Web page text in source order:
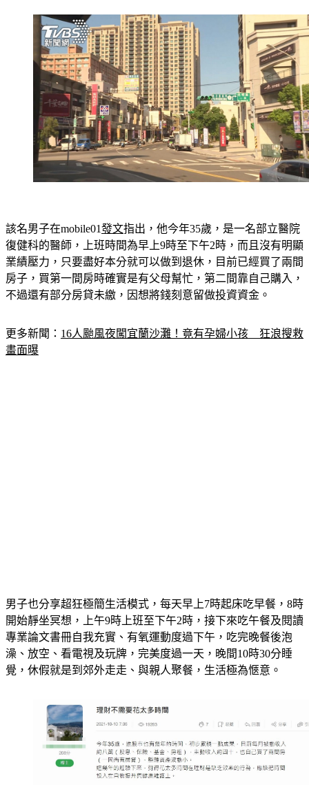
復健科的醫師，上班時間為早上9時至下午2時，而且沒有明顯
業績壓力，只要盡好本分就可以做到退休，目前已經買了兩間
房子，買第一間房時確實是有父母幫忙，第二間靠自己購入，
不過還有部分房貸未繳，因想將錢刻意留做投資資金。
畫面曝
開始靜坐冥想，上午9時上班至下午2時，接下來吃午餐及閱讀
專業論文書冊自我充實、有氧運動度過下午，吃完晚餐後泡
澡、放空、看電視及玩牌，完美度過一天，晚間10時30分睡
覺，休假就是到郊外走走、與親人聚餐，生活極為愜意。